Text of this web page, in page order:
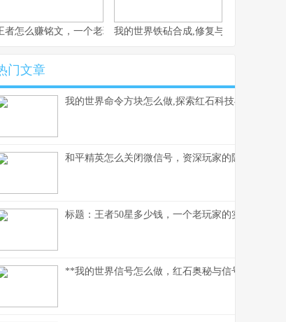
者怎么赚铭文，一个老玩家的高效积累指南我的世界铁砧合成,修复与魔咒的艺术
门文章
我的世界命令方块怎么做,探索红石科技与命令奥秘
和平精英怎么关闭微信号，资深玩家的隐私保护指
标题：王者50星多少钱，一个老玩家的实话实说
**我的世界信号怎么做，红石奥秘与信号传递指南